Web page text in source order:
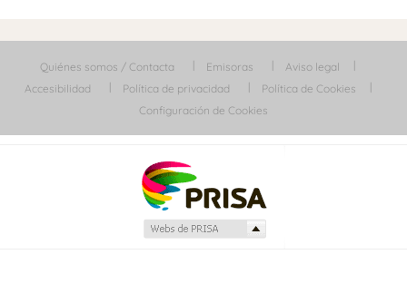
Quiénes somos / Contacta Emisoras
Aviso legal
Accesibilidad
Política de privacidad
Política de Cookies
Configuración de Cookies